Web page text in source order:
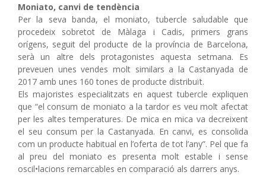
Moniato, canvi de tendència
Per la seva banda, el moniato, tubercle saludable que
procedeix sobretot de Màlaga i Cadis, primers grans
orígens, seguit del producte de la província de Barcelona,
serà un altre dels protagonistes aquesta setmana. Es
preveuen unes vendes molt similars a la Castanyada de
2017 amb unes 160 tones de producte distribuït.
Els majoristes especialitzats en aquest tubercle expliquen
que “el consum de moniato a la tardor es veu molt afectat
per les altes temperatures. De mica en mica va decreixent
el seu consum per la Castanyada. En canvi, es consolida
com un producte habitual en l’oferta de tot l’any”. Pel que fa
al preu del moniato es presenta molt estable i sense
oscil•lacions remarcables en comparació als darrers anys.